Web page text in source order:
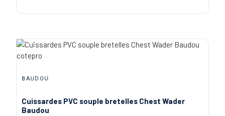
BAUDOU
Cuissardes PVC souple bretelles Chest Wader
Baudou